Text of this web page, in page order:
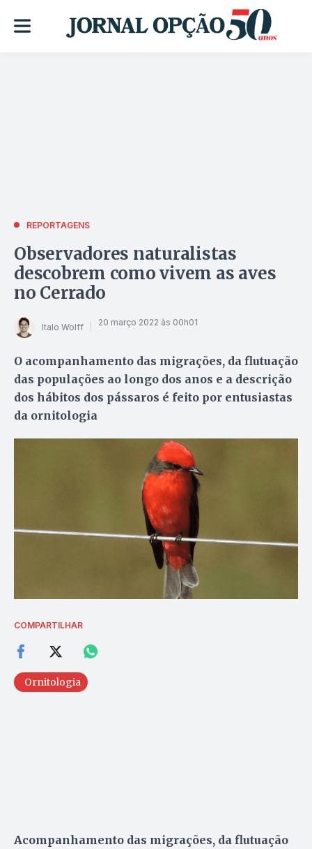
REPORTAGENS
Observadores naturalistas
descobrem como vivem as aves
no Cerrado
Italo Wolff 20 março 2022 às 00h01
O acompanhamento das migrações, da flutuação
das populações ao longo dos anos e a descrição
dos hábitos dos pássaros é feito por entusiastas
da ornitologia
COMPARTILHAR
Ornitologia
Acompanhamento das migrações, da flutuação